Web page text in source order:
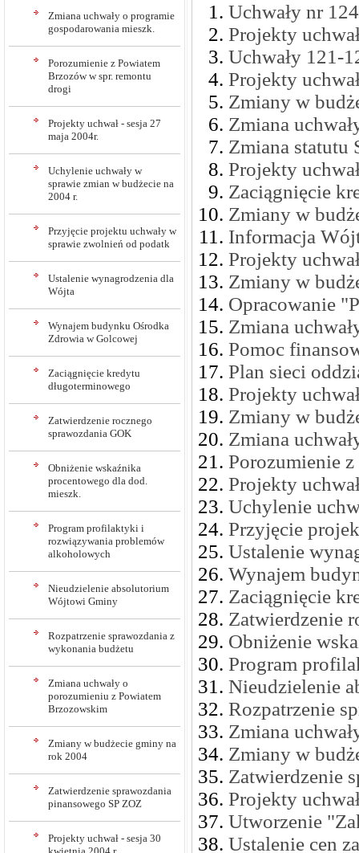
Zmiana uchwały o programie
gospodarowania mieszk.
Porozumienie z Powiatem
Brzozów w spr. remontu
drogi
Projekty uchwał - sesja 27
maja 2004r.
Uchylenie uchwały w
sprawie zmian w budżecie na
2004 r.
Przyjęcie projektu uchwały w
sprawie zwolnień od podatk
Ustalenie wynagrodzenia dla
Wójta
Wynajem budynku Ośrodka
Zdrowia w Golcowej
Zaciągnięcie kredytu
długoterminowego
Zatwierdzenie rocznego
sprawozdania GOK
Obniżenie wskaźnika
procentowego dla dod.
mieszk.
Program profilaktyki i
rozwiązywania problemów
alkoholowych
Nieudzielenie absolutorium
Wójtowi Gminy
Rozpatrzenie sprawozdania z
wykonania budżetu
Zmiana uchwały o
porozumieniu z Powiatem
Brzozowskim
Zmiany w budżecie gminy na
rok 2004
Zatwierdzenie sprawozdania
pinansowego SP ZOZ
Projekty uchwał - sesja 30
Uchwały nr
Projekty
Uchwały 121-
Projekty
Zmiany w
Zmiana
Zmiana statutu
Projekty
Zaciągnięcie
Zmiany w
Informacja
Projekty
Zmiany w
Opracowanie
Zmiana
Pomoc
Plan sieci
Projekty
Zmiany w
Zmiana
Porozumienie
Projekty
Uchylenie
Przyjęcie
Ustalenie
Wynajem
Zaciągnięcie
Zatwierdzenie
Obniżenie
Program
Nieudzielenie
Rozpatrzenie
Zmiana
Zmiany w
Zatwierdzenie
Projekty
Utworzenie
Ustalenie cen